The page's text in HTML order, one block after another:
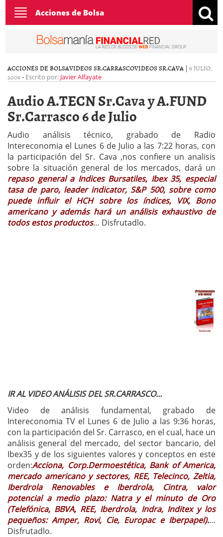
Toggle
navigation
Acciones de Bolsa
ACCIONES DE BOLSAVIDEOS SR.CARRASCOVIDEOS SR.CAVA | 6 JULIO,
2009- Escrito por: Javier Alfayate
Audio A.TECN Sr.Cava y A.FUND
Sr.Carrasco 6 de Julio
Audio análisis técnico, grabado de Radio
Intereconomia el Lunes 6 de Julio a las 7:22 horas, con
la participación del Sr. Cava ,nos confiere un analisis
sobre la situación general de los mercados, dará un
repaso general a Indices Bursatiles, Ibex 35, especial
tasa de paro, leader indicator, S&P 500, sobre como
puede influir el HCH sobre los índices, VIX, Bono
americano y además hará un análisis exhaustivo de
todos estos productos… Disfrutadlo.
IR AL VIDEO ANÁLISIS DEL SR.CARRASCO…
Video de análisis fundamental, grabado de
Intereconomia TV el Lunes 6 de Julio a las 9:36 horas,
con la participación del Sr. Carrasco, en el cual, hace un
análisis general del mercado, del sector bancario, del
Ibex35 y de los siguientes valores y conceptos en este
orden:Acciona, Corp.Dermoestética, Bank of America,
mercado americano y sectores, REE, Telecinco, Zeltia,
Iberdrola Renovables e Iberdrola, Cintra, valor
potencial a medio plazo: Natra y el minuto de Oro
(Telefónica, BBVA, REE, Iberdrola, Indra, Inditex y los
pequeños: Amper, Rovi, Cie, Europac e Iberpapel).…
Disfrutadlo.